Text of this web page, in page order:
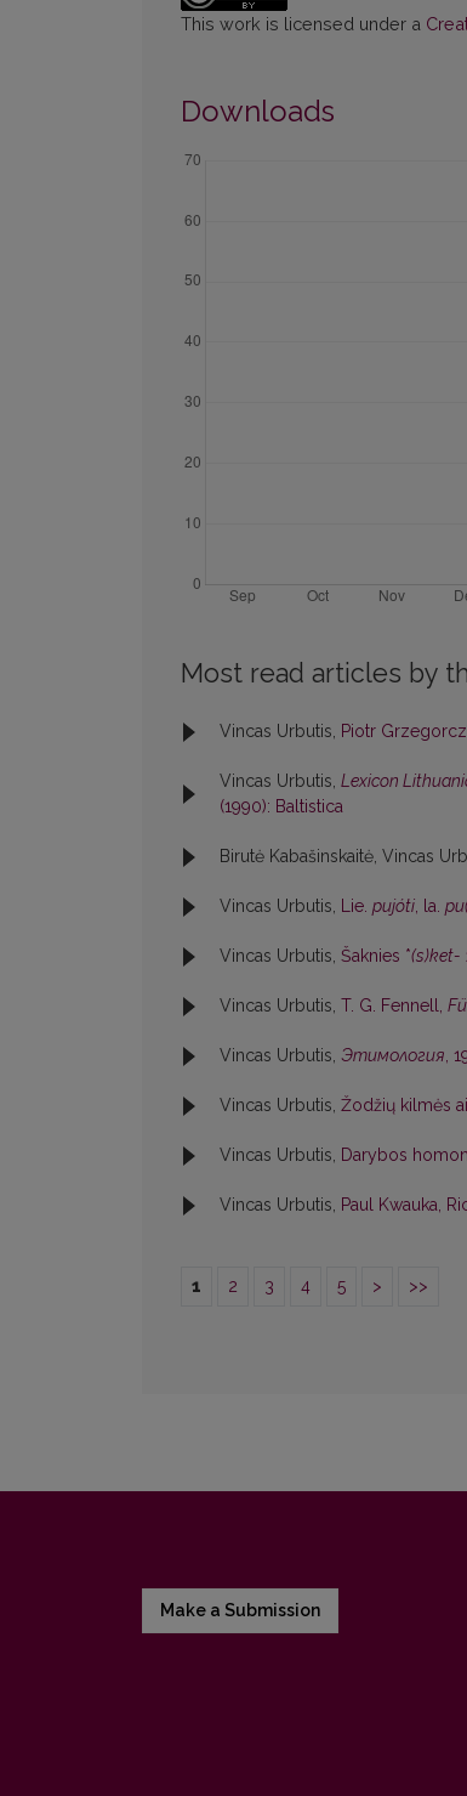
This work is licensed under a
Downloads
Most read articles by
Vincas Urbutis, Piotr
Vincas Urbutis, Lexicon
(1990): Baltistica
Birutė Kabašinskaitė, Vincas
Vincas Urbutis, Lie. pujóti, la.
Vincas Urbutis, Šaknies *(s)ket-
Vincas Urbutis, T. G. Fennell,
Vincas Urbutis, Этимология,
Vincas Urbutis, Žodžių kilmės
Vincas Urbutis, Darybos
Vincas Urbutis, Paul Kwauka,
1 2 3 4 5 > >>
Make a Submission